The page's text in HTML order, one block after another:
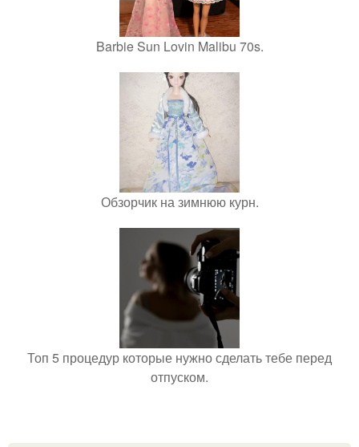
Barbie Sun Lovin Malibu 70s.
Обзорчик на зимнюю курн.
Топ 5 процедур которые нужно сделать тебе перед
отпуском.